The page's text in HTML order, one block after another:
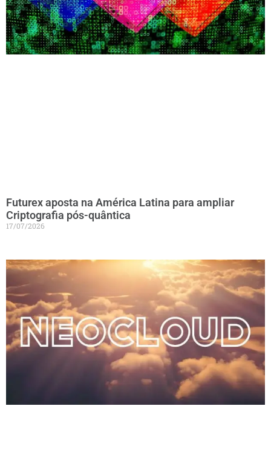
Futurex aposta na América Latina para ampliar
Criptografia pós-quântica
17/07/2026